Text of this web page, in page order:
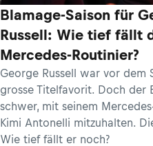
Blamage-Saison für
Russell: Wie tief fällt
Mercedes-Routinier?
George Russell war vor dem
grosse Titelfavorit. Doch der
schwer, mit seinem
Kimi Antonelli mitzuhalten.
Wie tief fällt er noch?